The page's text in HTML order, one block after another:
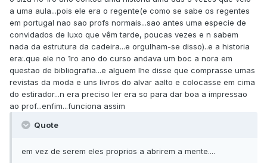
a uma aula...pois ele era o regente(e como se sabe os regentes
em portugal nao sao profs normais...sao antes uma especie de
convidados de luxo que vêm tarde, poucas vezes e n sabem
nada da estrutura da cadeira...e orgulham-se disso)..e a historia
era:.que ele no 1ro ano do curso andava um boc a nora em
questao de bibliografia...e alguem lhe disse que comprasse umas
revistas da moda e uns livros do alvar aalto e colocasse em cima
do estirador...n era preciso ler era so para dar boa a impressao
ao prof...enfim...funciona assim
Quote
em vez de serem eles proprios a abrirem a mente....